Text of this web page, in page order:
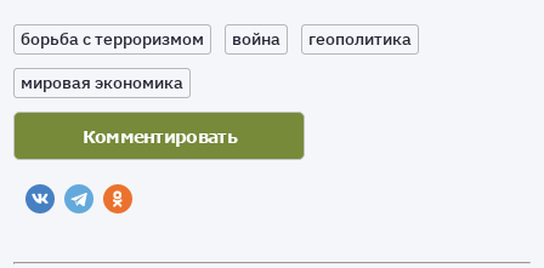
борьба с терроризмом война
геополитика
мировая экономика